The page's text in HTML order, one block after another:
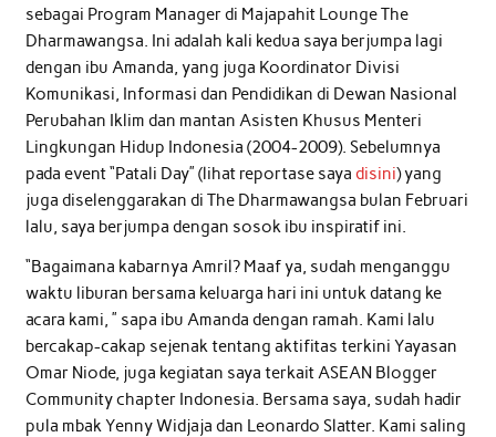
sebagai Program Manager di Majapahit Lounge The
Dharmawangsa. Ini adalah kali kedua saya berjumpa lagi
dengan ibu Amanda, yang juga Koordinator Divisi
Komunikasi, Informasi dan Pendidikan di Dewan Nasional
Perubahan Iklim dan mantan Asisten Khusus Menteri
Lingkungan Hidup Indonesia (2004-2009). Sebelumnya
pada event “Patali Day” (lihat reportase saya disini) yang
juga diselenggarakan di The Dharmawangsa bulan Februari
lalu, saya berjumpa dengan sosok ibu inspiratif ini.
“Bagaimana kabarnya Amril? Maaf ya, sudah menganggu
waktu liburan bersama keluarga hari ini untuk datang ke
acara kami, ” sapa ibu Amanda dengan ramah. Kami lalu
bercakap-cakap sejenak tentang aktifitas terkini Yayasan
Omar Niode, juga kegiatan saya terkait ASEAN Blogger
Community chapter Indonesia. Bersama saya, sudah hadir
pula mbak Yenny Widjaja dan Leonardo Slatter. Kami saling